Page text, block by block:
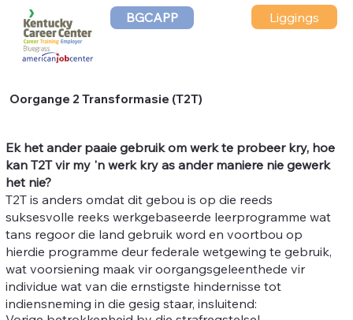
BGCAPP Liggings
Oorgange 2 Transformasie (T2T)
Ek het ander paaie gebruik om werk te probeer kry, hoe
kan T2T vir my 'n werk kry as ander maniere nie gewerk
het nie?
T2T is anders omdat dit gebou is op die reeds
suksesvolle reeks werkgebaseerde leerprogramme wat
tans regoor die land gebruik word en voortbou op
hierdie programme deur federale wetgewing te gebruik,
wat voorsiening maak vir oorgangsgeleenthede vir
individue wat van die ernstigste hindernisse tot
indiensneming in die gesig staar, insluitend: